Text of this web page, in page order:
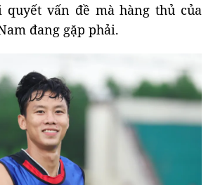
quyết vấn đề mà hàng thủ của
đang gặp phải.